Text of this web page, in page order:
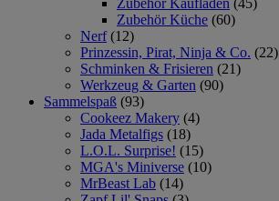
Zubehör Kaufladen (45)
Zubehör Küche (60)
Nerf (12)
Prinzessin, Pirat, Ninja & Co. (22)
Schminken & Frisieren (21)
Werkzeug & Garten (90)
Sammelspaß (93)
Cookeez Makery (4)
Jada Metalfigs (18)
L.O.L. Surprise! (15)
MGA's Miniverse (10)
MrBeast Lab (14)